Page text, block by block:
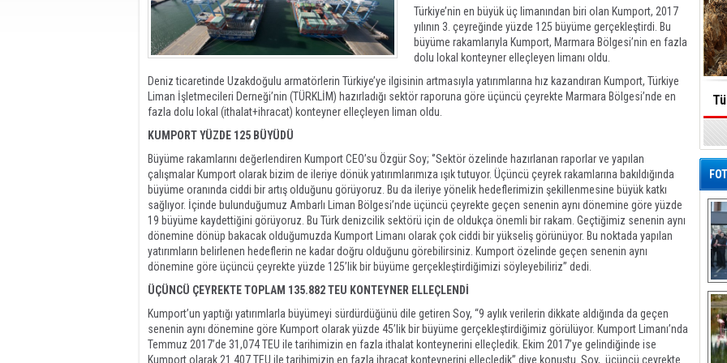
Türkiye’nin en büyük üç limanından biri olan Kumport, 2017
yılının 3. çeyreğinde yüzde 125 büyüme gerçekleştirdi. Bu
büyüme rakamlarıyla Kumport, Marmara Bölgesi’nin en fazla
dolu lokal konteyner elleçleyen limanı oldu.
Deniz ticaretinde Uzakdoğulu armatörlerin Türkiye’ye ilgisinin artmasıyla yatırımlarına hız kazandıran Kumport, Türkiye
Liman İşletmecileri Derneği’nin (TÜRKLİM) hazırladığı sektör raporuna göre üçüncü çeyrekte Marmara Bölgesi’nde en
fazla dolu lokal (ithalat+ihracat) konteyner elleçleyen liman oldu.
KUMPORT YÜZDE 125 BÜYÜDÜ
Büyüme rakamlarını değerlendiren Kumport CEO’su Özgür Soy; ‘’Sektör özelinde hazırlanan raporlar ve yapılan
çalışmalar Kumport olarak bizim de ileriye dönük yatırımlarımıza ışık tutuyor. Üçüncü çeyrek rakamlarına bakıldığında
büyüme oranında ciddi bir artış olduğunu görüyoruz. Bu da ileriye yönelik hedeflerimizin şekillenmesine büyük katkı
sağlıyor. İçinde bulunduğumuz Ambarlı Liman Bölgesi’nde üçüncü çeyrekte geçen senenin aynı dönemine göre yüzde
19 büyüme kaydettiğini görüyoruz. Bu Türk denizcilik sektörü için de oldukça önemli bir rakam. Geçtiğimiz senenin aynı
dönemine dönüp bakacak olduğumuzda Kumport Limanı olarak çok ciddi bir yükseliş görünüyor. Bu noktada yapılan
yatırımların belirlenen hedeflerin ne kadar doğru olduğunu görebilirsiniz. Kumport özelinde geçen senenin aynı
dönemine göre üçüncü çeyrekte yüzde 125’lik bir büyüme gerçekleştirdiğimizi söyleyebiliriz’’ dedi.
ÜÇÜNCÜ ÇEYREKTE TOPLAM 135.882 TEU KONTEYNER ELLEÇLENDİ
Kumport’un yaptığı yatırımlarla büyümeyi sürdürdüğünü dile getiren Soy, “9 aylık verilerin dikkate aldığında da geçen
senenin aynı dönemine göre Kumport olarak yüzde 45’lik bir büyüme gerçekleştirdiğimiz görülüyor. Kumport Limanı’nda
Temmuz 2017’de 31,074 TEU ile tarihimizin en fazla ithalat konteynerini elleçledik. Ekim 2017’ye gelindiğinde ise
Kumport olarak 21.407 TEU ile tarihimizin en fazla ihracat konteynerini elleçledik” diye konuştu. Soy, üçüncü çeyrekte